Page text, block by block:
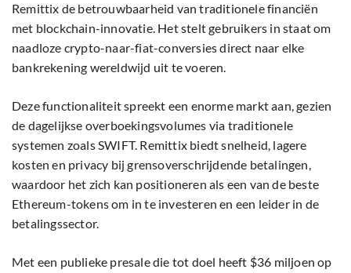
Remittix de betrouwbaarheid van traditionele financiën
met blockchain-innovatie. Het stelt gebruikers in staat om
naadloze crypto-naar-fiat-conversies direct naar elke
bankrekening wereldwijd uit te voeren.
Deze functionaliteit spreekt een enorme markt aan, gezien
de dagelijkse overboekingsvolumes via traditionele
systemen zoals SWIFT. Remittix biedt snelheid, lagere
kosten en privacy bij grensoverschrijdende betalingen,
waardoor het zich kan positioneren als een van de beste
Ethereum-tokens om in te investeren en een leider in de
betalingssector.
Met een publieke presale die tot doel heeft $36 miljoen op